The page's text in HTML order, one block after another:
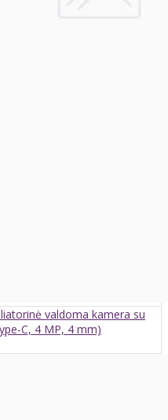
valdoma kamera su
C, 4 MP, 4 mm)